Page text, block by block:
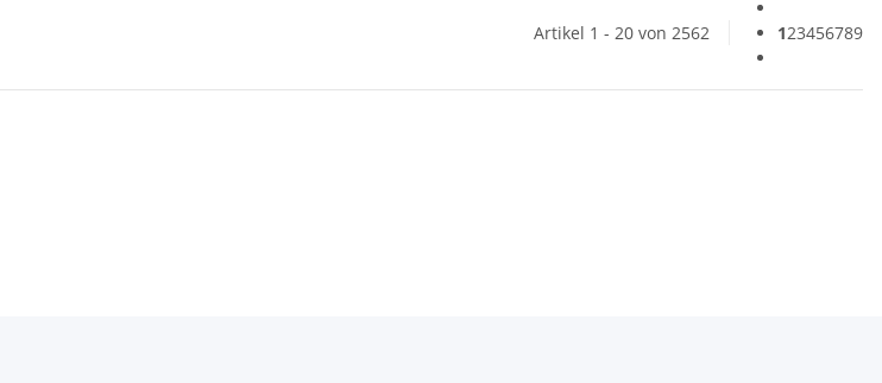
Artikel 1 - 20 von 2562 123456789